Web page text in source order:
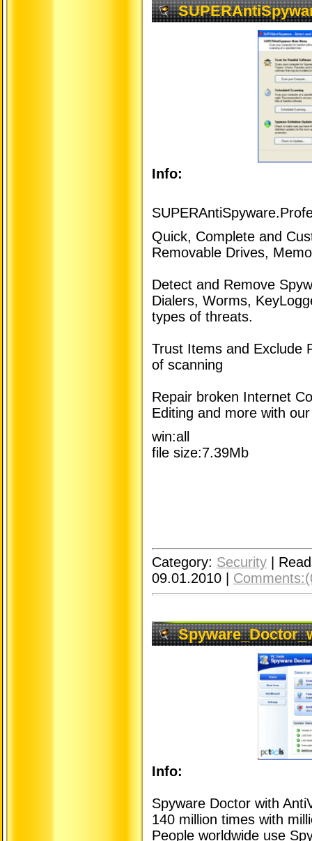
Info:
Quick, Complete and
Removable Drives,
Detect and Remove
Dialers, Worms,
types of threats.
Trust Items and Exclude
of scanning
Repair broken Internet
Editing and more with
win:all
file size:7.39Mb
Category: Security
09.01.2010
Info:
Spyware Doctor with
140 million times with
People worldwide use